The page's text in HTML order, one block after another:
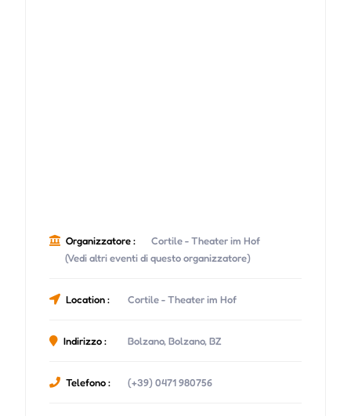
Organizzatore :
Cortile - Theater im Hof
(Vedi altri eventi di questo organizzatore)
Location : Cortile - Theater im Hof
Indirizzo : Bolzano, Bolzano, BZ
Telefono : (+39) 0471 980756